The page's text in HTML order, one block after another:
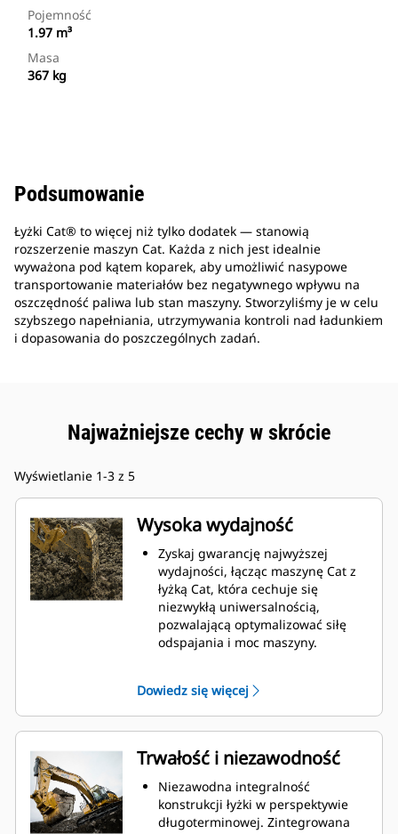
Pojemność
1.97 m³
Masa
367 kg
Podsumowanie
Łyżki Cat® to więcej niż tylko dodatek — stanowią
rozszerzenie maszyn Cat. Każda z nich jest idealnie
wyważona pod kątem koparek, aby umożliwić nasypowe
transportowanie materiałów bez negatywnego wpływu na
oszczędność paliwa lub stan maszyny. Stworzyliśmy je w celu
szybszego napełniania, utrzymywania kontroli nad ładunkiem
i dopasowania do poszczególnych zadań.
Najważniejsze cechy w skrócie
Wyświetlanie 1-3 z 5
Wysoka wydajność
Zyskaj gwarancję najwyższej
wydajności, łącząc maszynę Cat z
łyżką Cat, która cechuje się
niezwykłą uniwersalnością,
pozwalającą optymalizować siłę
odspajania i moc maszyny.
materiału na łyżkę. Zwiększony
prześwit lemiesza zapewnia
zmniejszony opór dolnej części
łyżki, co obniża koszty związane z
konserwacją.
Zużycie paliwa jest najwyższe
podczas kopania. Łyżki Cat
gwarantują szybkie cięcie
Dowiedz się więcej
Trwałość i niezawodność
Niezawodna integralność
konstrukcji łyżki w perspektywie
długoterminowej. Zintegrowana